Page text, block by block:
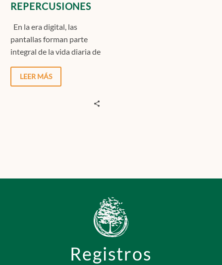
REPERCUSIONES
En la era digital, las
pantallas forman parte
integral de la vida diaria de
el…LEER MÁS
Registros